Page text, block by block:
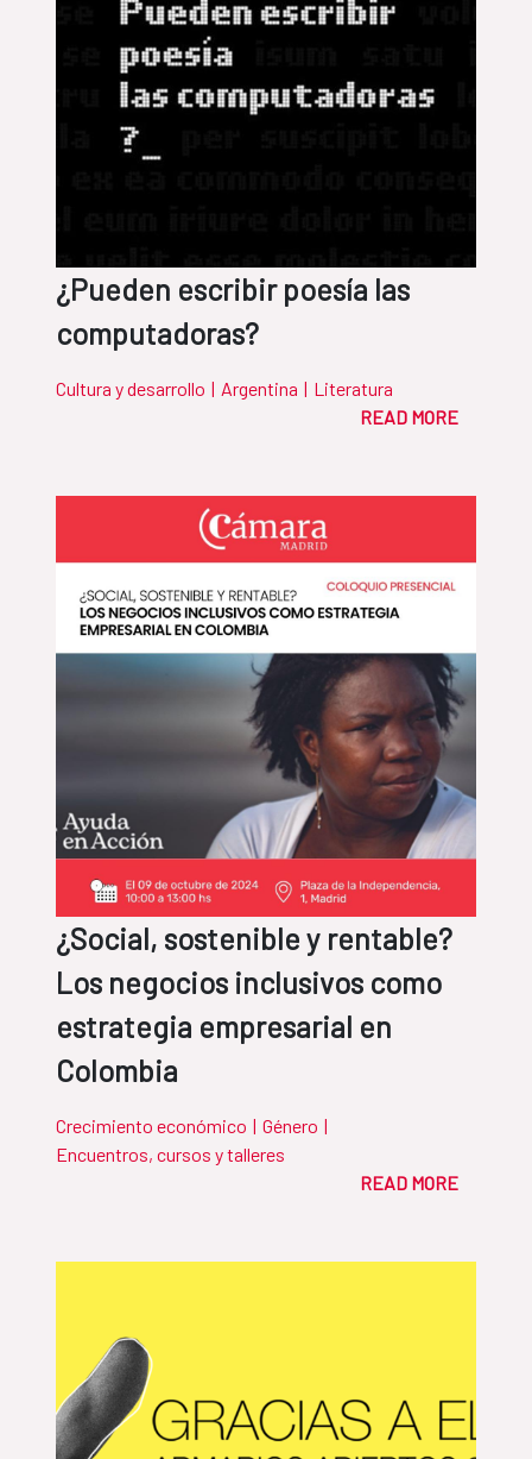
¿Pueden escribir poesía las
computadoras?
Cultura y desarrollo | Argentina | Literatura
READ MORE
¿Social, sostenible y rentable?
Los negocios inclusivos como
estrategia empresarial en
Colombia
Crecimiento económico | Género |
Encuentros, cursos y talleres
READ MORE